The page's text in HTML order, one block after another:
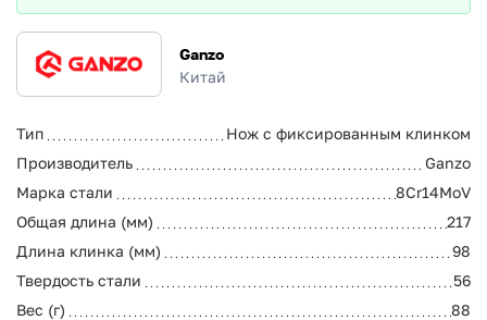
Ganzo
Китай
Тип
Нож с фиксированным клинком
Производитель
Ganzo
Марка стали
8Cr14MoV
Общая длина (мм)
217
Длина клинка (мм)
98
Твердость стали
56
Вес (г)
88